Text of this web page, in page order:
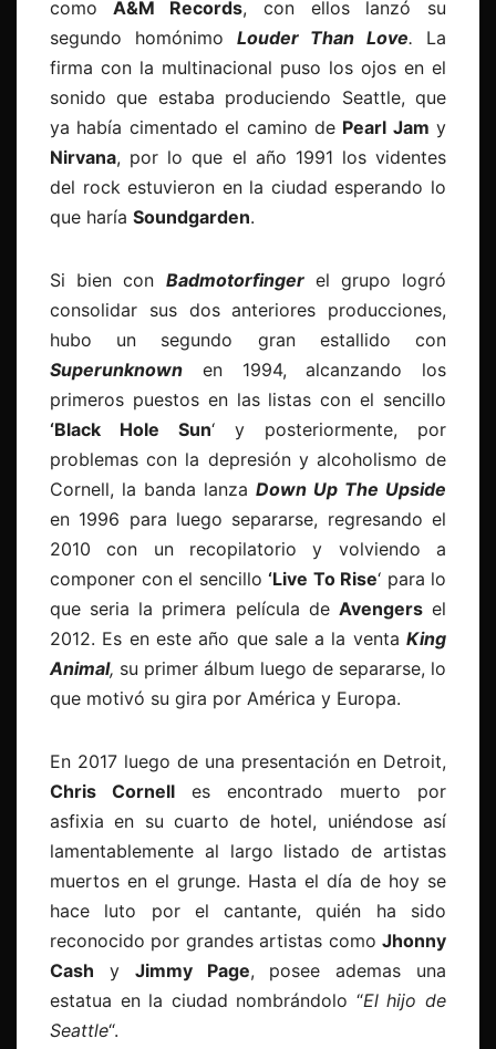
como A&M Records, con ellos lanzó su
segundo homónimo Louder Than Love. La
firma con la multinacional puso los ojos en el
sonido que estaba produciendo Seattle, que
ya había cimentado el camino de Pearl Jam y
Nirvana, por lo que el año 1991 los videntes
del rock estuvieron en la ciudad esperando lo
que haría Soundgarden.
Si bien con Badmotorfingerel grupo logró
consolidar sus dos anteriores producciones,
hubo un segundo gran estallido con
Superunknown en 1994, alcanzando los
primeros puestos en las listas con el sencillo
‘Black Hole Sun‘ y posteriormente, por
problemas con la depresión y alcoholismo de
Cornell, la banda lanza Down Up The Upside
en 1996 para luego separarse, regresando el
2010 con un recopilatorio y volviendo a
componer con el sencillo ‘Live To Rise‘ para lo
que seria la primera película de Avengersel
2012. Es en este año que sale a la venta King
Animal, su primer álbum luego de separarse, lo
que motivó su gira por América y Europa.
En 2017 luego de una presentación en Detroit,
Chris Cornell es encontrado muerto por
asfixia en su cuarto de hotel, uniéndose así
lamentablemente al largo listado de artistas
muertos en el grunge. Hasta el día de hoy se
hace luto por el cantante, quién ha sido
reconocido por grandes artistas como Jhonny
Cash y Jimmy Page, posee ademas una
estatua en la ciudad nombrándolo “El hijo de
Seattle“.